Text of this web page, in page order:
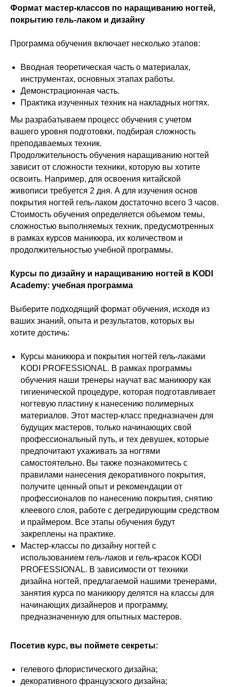
Формат мастер-классов по наращиванию ногтей,
покрытию гель-лаком и дизайну
Программа обучения включает несколько этапов:
Вводная теоретическая часть о материалах,
инструментах, основных этапах работы.
Демонстрационная часть.
Практика изученных техник на накладных ногтях.
Мы разрабатываем процесс обучения с учетом
вашего уровня подготовки, подбирая сложность
преподаваемых техник.
Продолжительность обучения наращиванию ногтей
зависит от сложности техники, которую вы хотите
освоить. Например, для освоения китайской
живописи требуется 2 дня. А для изучения основ
покрытия ногтей гель-лаком достаточно всего 3 часов.
Стоимость обучения определяется объемом темы,
сложностью выполняемых техник, предусмотренных
в рамках курсов маникюра, их количеством и
продолжительностью учебной программы.
Курсы по дизайну и наращиванию ногтей в KODI
Academy: учебная программа
Выберите подходящий формат обучения, исходя из
ваших знаний, опыта и результатов, которых вы
хотите достичь:
Курсы маникюра и покрытия ногтей гель-лаками
KODI PROFESSIONAL. В рамках программы
обучения наши тренеры научат вас маникюру как
гигиенической процедуре, которая подготавливает
ногтевую пластину к нанесению полимерных
материалов. Этот мастер-класс предназначен для
будущих мастеров, только начинающих свой
профессиональный путь, и тех девушек, которые
предпочитают ухаживать за ногтями
самостоятельно. Вы также познакомитесь с
правилами нанесения декоративного покрытия,
получите ценный опыт и рекомендации от
профессионалов по нанесению покрытия, снятию
клеевого слоя, работе с дегредирующим средством
и праймером. Все этапы обучения будут
закреплены на практике.
Мастер-классы по дизайну ногтей с
использованием гель-лаков и гель-красок KODI
PROFESSIONAL. В зависимости от техники
дизайна ногтей, предлагаемой нашими тренерами,
занятия курса по маникюру делятся на классы для
начинающих дизайнеров и программу,
предназначенную для опытных мастеров.
Посетив курс, вы поймете секреты:
гелевого флористического дизайна;
декоративного французского дизайна;